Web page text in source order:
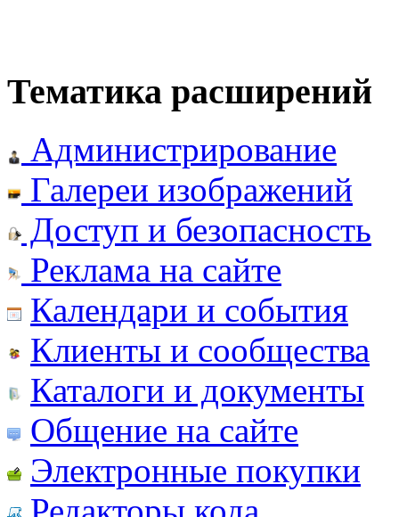
Тематика расширений
Администрирование
Галереи изображений
Доступ и безопасность
Реклама на сайте
Календари и события
Клиенты и сообщества
Каталоги и документы
Общение на сайте
Электронные покупки